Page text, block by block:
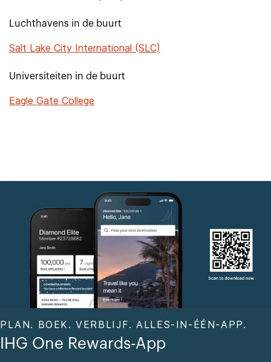
Luchthavens in de buurt
Salt Lake City International (SLC)
Universiteiten in de buurt
Eagle Gate College
PLAN. BOEK. VERBLIJF. ALLES-IN-ÉÉN-APP.
IHG One Rewards-App